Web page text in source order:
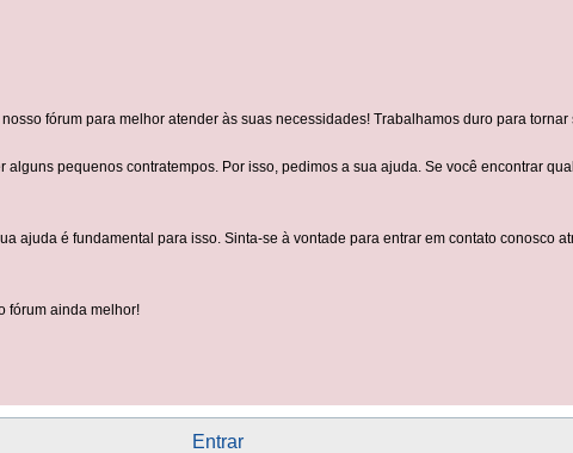
fórum para melhor atender às suas necessidades! Trabalhamos duro para
pequenos contratempos. Por isso, pedimos a sua ajuda. Se você encontrar
ajuda é fundamental para isso. Sinta-se à vontade para entrar em contato conosco
fórum ainda melhor!
Entrar